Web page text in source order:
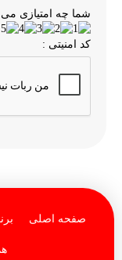
شما چه امتیازی می
کد امنیتی :
صفحه اصلی